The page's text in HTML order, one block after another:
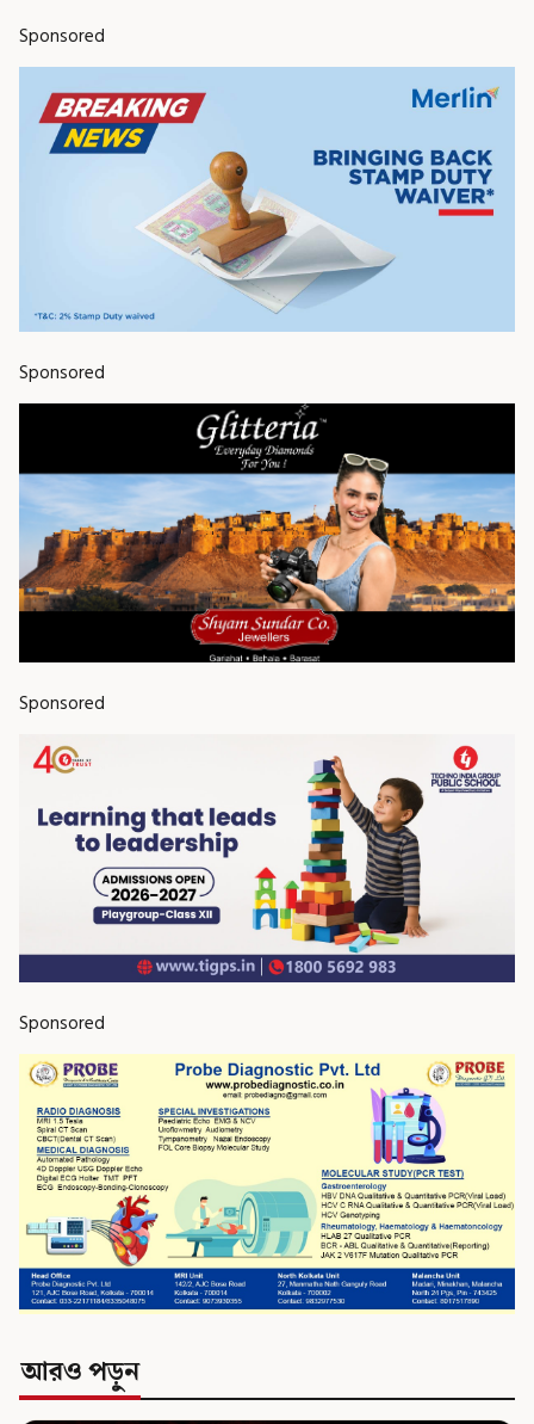
Sponsored
Sponsored
Sponsored
Sponsored
আরও পড়ুন